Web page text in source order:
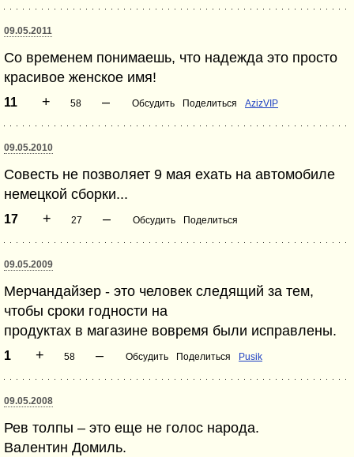
09.05.2011
Со временем понимаешь, что надежда это просто
красивое женское имя!
11 + 58 – Обсудить Поделиться AzizVIP
09.05.2010
Совесть не позволяет 9 мая ехать на автомобиле
немецкой сборки...
17 + 27 – Обсудить Поделиться
09.05.2009
Мерчандайзер - это человек следящий за тем,
чтобы сроки годности на
продуктах в магазине вовремя были исправлены.
1 + 58 – Обсудить Поделиться Pusik
09.05.2008
Рев толпы – это еще не голос народа.
Валентин Домиль.